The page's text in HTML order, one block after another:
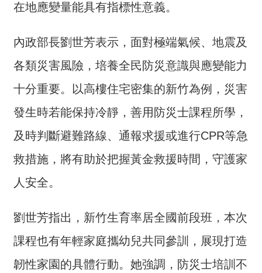
快
主
題
服
務
互
交
流
回
網
導
在地應變量能具有指標性意義。
內政部長劉世芳表示，面對極端氣候、地震及
各類災害風險，培養全民防災意識與應變能力
十分重要。以高樓住宅密集的新竹為例，災害
發生時若能保持冷靜，善用防災士課程所學，
及時判斷避難路線、通報求援或進行CPR等急
救措施，將有助於把握黃金救援時間，守護家
人安全。
劉世芳指出，新竹生育率居全國前段班，本次
課程也有年輕家庭攜幼兒共同參訓，展現打造
韌性家園的具體行動。她強調，防災士培訓不